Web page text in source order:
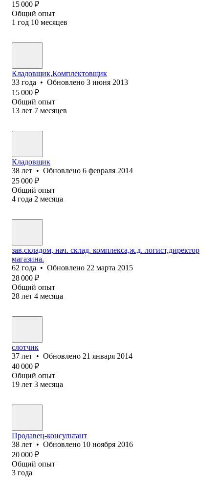
15 000 ₽
Общий опыт
1 год 10 месяцев
Кладовщик,Комплектовщик
33 года • Обновлено 3 июня 2013
15 000 ₽
Общий опыт
13 лет 7 месяцев
Кладовщик
38 лет • Обновлено 6 февраля 2014
25 000 ₽
Общий опыт
4 года 2 месяца
зав.складом, нач. склад. комплекса,ж.д. логист,директор
магазина.
62 года • Обновлено 22 марта 2015
28 000 ₽
Общий опыт
28 лет 4 месяца
слотчик
37 лет • Обновлено 21 января 2014
40 000 ₽
Общий опыт
19 лет 3 месяца
Продавец-консультант
38 лет • Обновлено 10 ноября 2016
20 000 ₽
Общий опыт
3 года